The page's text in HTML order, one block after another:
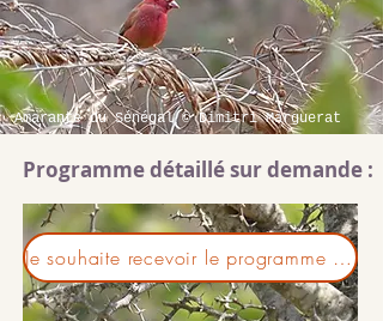
Amarante du Sénégal © Dimitri Marguerat
Programme détaillé sur demande :
Je souhaite recevoir le programme détailllé